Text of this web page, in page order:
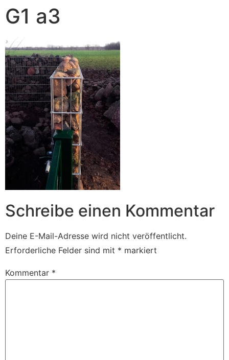
G1 a3
Schreibe einen Kommentar
Deine E-Mail-Adresse wird nicht veröffentlicht.
Erforderliche Felder sind mit * markiert
Kommentar *